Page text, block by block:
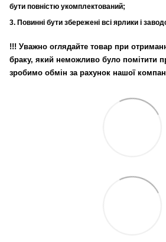
бути повністю укомплектований;
3. Повинні бути збережені всі ярлики і
!!! Уважно оглядайте товар при
браку, який неможливо було помітити
зробимо обмін за рахунок нашої